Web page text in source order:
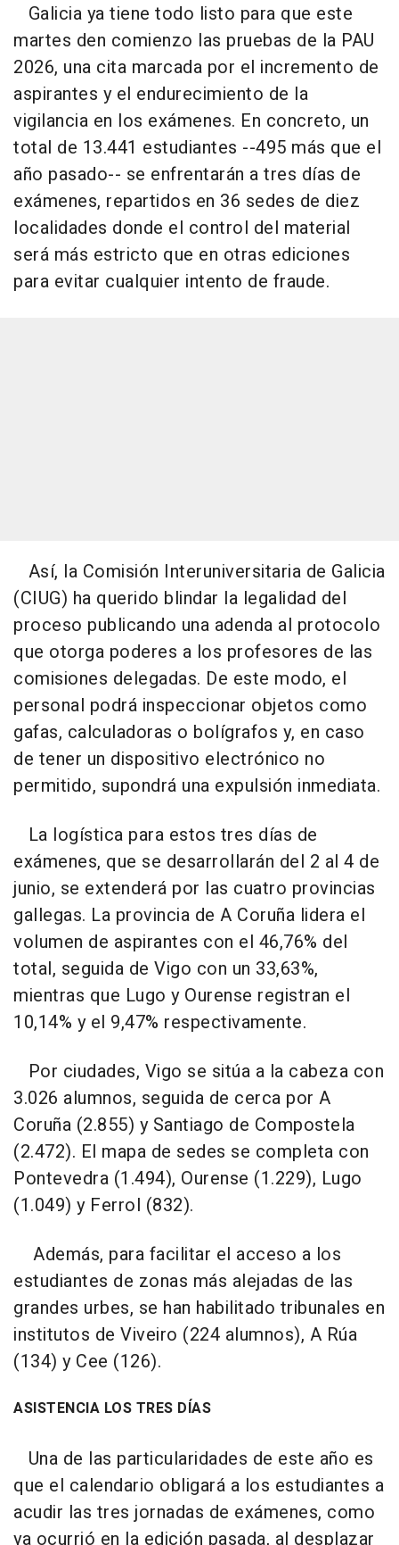
Galicia ya tiene todo listo para que este
martes den comienzo las pruebas de la PAU
2026, una cita marcada por el incremento de
aspirantes y el endurecimiento de la
vigilancia en los exámenes. En concreto, un
total de 13.441 estudiantes --495 más que el
año pasado-- se enfrentarán a tres días de
exámenes, repartidos en 36 sedes de diez
localidades donde el control del material
será más estricto que en otras ediciones
para evitar cualquier intento de fraude.
Así, la Comisión Interuniversitaria de Galicia
(CIUG) ha querido blindar la legalidad del
proceso publicando una adenda al protocolo
que otorga poderes a los profesores de las
comisiones delegadas. De este modo, el
personal podrá inspeccionar objetos como
gafas, calculadoras o bolígrafos y, en caso
de tener un dispositivo electrónico no
permitido, supondrá una expulsión inmediata.
La logística para estos tres días de
exámenes, que se desarrollarán del 2 al 4 de
junio, se extenderá por las cuatro provincias
gallegas. La provincia de A Coruña lidera el
volumen de aspirantes con el 46,76% del
total, seguida de Vigo con un 33,63%,
mientras que Lugo y Ourense registran el
10,14% y el 9,47% respectivamente.
Por ciudades, Vigo se sitúa a la cabeza con
3.026 alumnos, seguida de cerca por A
Coruña (2.855) y Santiago de Compostela
(2.472). El mapa de sedes se completa con
Pontevedra (1.494), Ourense (1.229), Lugo
(1.049) y Ferrol (832).
Además, para facilitar el acceso a los
estudiantes de zonas más alejadas de las
grandes urbes, se han habilitado tribunales en
institutos de Viveiro (224 alumnos), A Rúa
(134) y Cee (126).
ASISTENCIA LOS TRES DÍAS
Una de las particularidades de este año es
que el calendario obligará a los estudiantes a
acudir las tres jornadas de exámenes, como
ya ocurrió en la edición pasada, al desplazar